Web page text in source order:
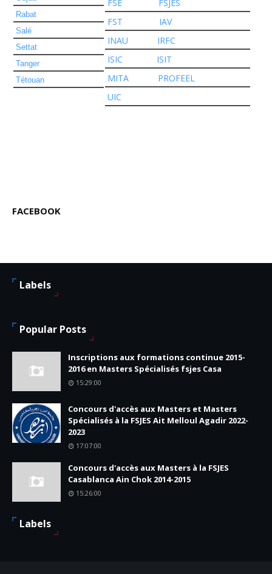
Rabat
Salé
Settat
Tanger
Tétouan
FSE
FSJES
FST
IAV
INAU
IRFC
ISIC
ISIT
MITA
PROFEEL
UIC
FACEBOOK
Labels
Popular Posts
Inscriptions aux formations continue 2015-
2016 en Masters Spécialisés fsjes Casa
15:29:00
Concours d'accès aux Masters et Masters
Spécialisés à la FSJES Ait Melloul Agadir 2022-
2023
17:07:00
Concours d'accès aux Masters à la FSJES
Casablanca Ain Chok 2014-2015
15:26:00
Labels